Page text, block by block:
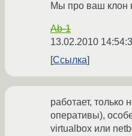
Мы про ваш клон
Ab-1
13.02.2010
Ссылка
работает, только
оперативы),
virtualbox или